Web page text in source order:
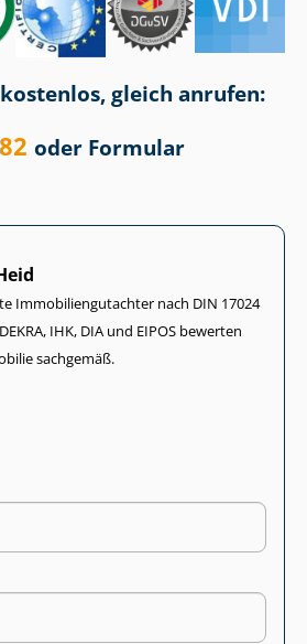
gleich anrufen:
oder Formular
Im­mo­bi­li­en­gut­ach­ter nach DIN 17024
IHK, DIA und EIPOS bewerten
sachgemäß.